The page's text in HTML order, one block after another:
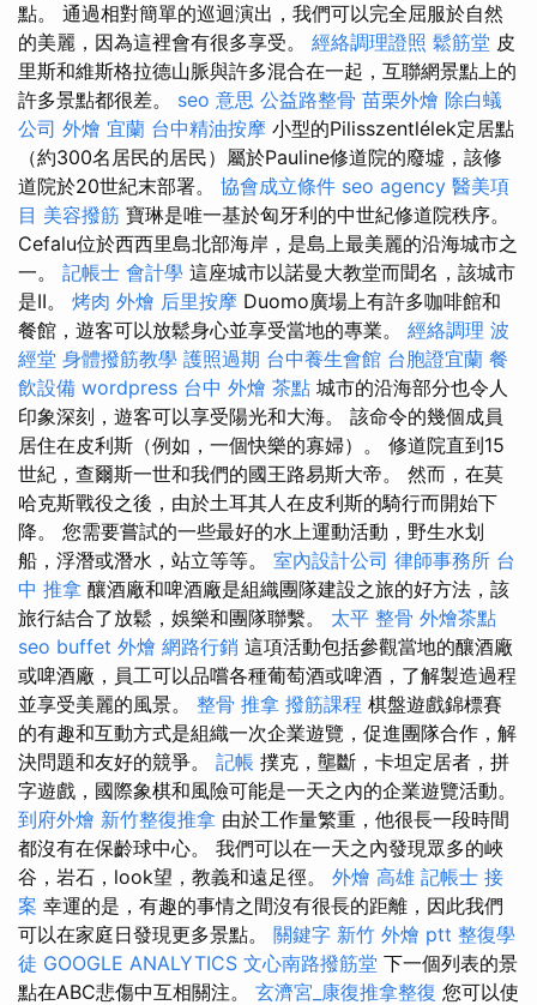
點。 通過相對簡單的巡迴演出，我們可以完全屈服於自然
的美麗，因為這裡會有很多享受。 經絡調理證照 鬆筋堂 皮
里斯和維斯格拉德山脈與許多混合在一起，互聯網景點上的
許多景點都很差。 seo 意思 公益路整骨 苗栗外燴 除白蟻
公司 外燴 宜蘭 台中精油按摩 小型的Pilisszentlélek定居點
（約300名居民的居民）屬於Pauline修道院的廢墟，該修
道院於20世紀末部署。 協會成立條件 seo agency 醫美項
目 美容撥筋 寶琳是唯一基於匈牙利的中世紀修道院秩序。
Cefalu位於西西里島北部海岸，是島上最美麗的沿海城市之
一。 記帳士 會計學 這座城市以諾曼大教堂而聞名，該城市
是II。 烤肉 外燴 后里按摩 Duomo廣場上有許多咖啡館和
餐館，遊客可以放鬆身心並享受當地的專業。 經絡調理 波
經堂 身體撥筋教學 護照過期 台中養生會館 台胞證宜蘭 餐
飲設備 wordpress 台中 外燴 茶點 城市的沿海部分也令人
印象深刻，遊客可以享受陽光和大海。 該命令的幾個成員
居住在皮利斯（例如，一個快樂的寡婦）。 修道院直到15
世紀，查爾斯一世和我們的國王路易斯大帝。 然而，在莫
哈克斯戰役之後，由於土耳其人在皮利斯的騎行而開始下
降。 您需要嘗試的一些最好的水上運動活動，野生水划
船，浮潛或潛水，站立等等。 室內設計公司 律師事務所 台
中 推拿 釀酒廠和啤酒廠是組織團隊建設之旅的好方法，該
旅行結合了放鬆，娛樂和團隊聯繫。 太平 整骨 外燴茶點
seo buffet 外燴 網路行銷 這項活動包括參觀當地的釀酒廠
或啤酒廠，員工可以品嚐各種葡萄酒或啤酒，了解製造過程
並享受美麗的風景。 整骨 推拿 撥筋課程 棋盤遊戲錦標賽
的有趣和互動方式是組織一次企業遊覽，促進團隊合作，解
決問題和友好的競爭。 記帳 撲克，壟斷，卡坦定居者，拼
字遊戲，國際象棋和風險可能是一天之內的企業遊覽活動。
到府外燴 新竹整復推拿 由於工作量繁重，他很長一段時間
都沒有在保齡球中心。 我們可以在一天之內發現眾多的峽
谷，岩石，look望，教義和遠足徑。 外燴 高雄 記帳士 接
案 幸運的是，有趣的事情之間沒有很長的距離，因此我們
可以在家庭日發現更多景點。 關鍵字 新竹 外燴 ptt 整復學
徒 GOOGLE ANALYTICS 文心南路撥筋堂 下一個列表的景
點在ABC悲傷中互相關注。 玄濟宮_康復推拿整復 您可以使